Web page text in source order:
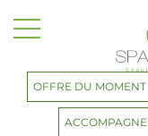
OFFRE DU MOMENT